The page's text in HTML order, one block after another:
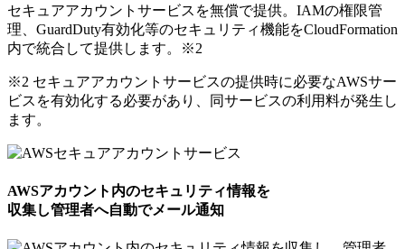
セキュアアカウントサービスを無償で提供。IAMの権限管
理、GuardDuty有効化等のセキュリティ機能をCloudFormation
内で統合して提供します。
※2
※2 セキュアアカウントサービスの提供時に必要なAWSサー
ビスを有効化する必要があり、同サービスの利用料が発生し
ます。
AWSアカウント内のセキュリティ情報を
収集し管理者へ自動でメール通知